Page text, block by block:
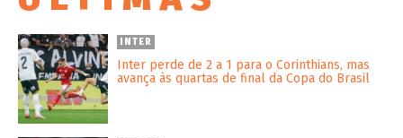
INTER
Inter perde de 2 a 1 para o Corinthians, mas
avança às quartas de final da Copa do Brasil